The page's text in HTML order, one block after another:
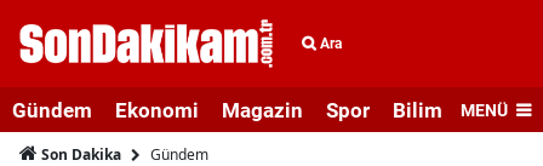
Ara
Gündem Ekonomi Magazin Spor Bilim veMENÜ
Son Dakika Gündem